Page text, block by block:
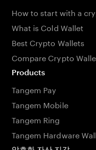
How to start with a
What is Cold Wallet
Best Crypto Wallets
Compare Crypto
Products
Tangem Pay
Tangem Mobile
Tangem Ring
Tangem Hardware